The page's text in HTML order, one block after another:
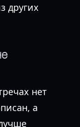
других
нет
а